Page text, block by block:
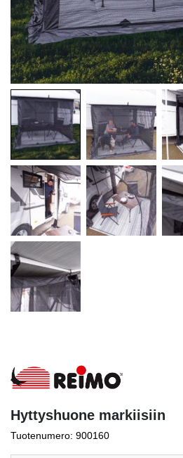
Hyttyshuone markiisiin
Tuotenumero: 900160